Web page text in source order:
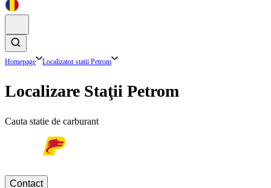
Homepage Localizator statii Petrom
Localizare Staţii Petrom
Cauta statie de carburant
Contact